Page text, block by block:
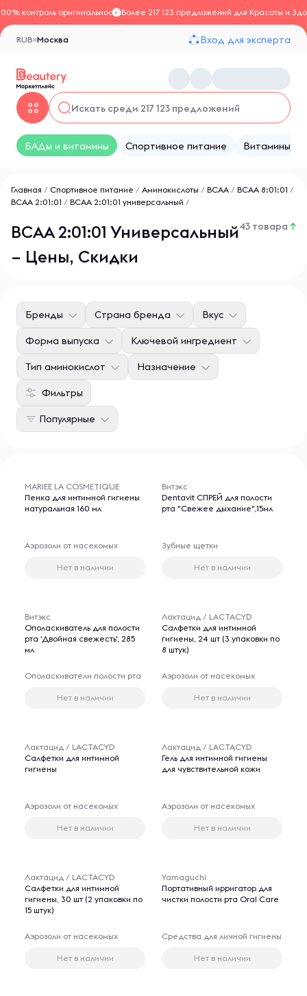
контроль оригинальностиБолее 217 123 предложений для Красоты и
Москва
RUB Вход для эксперта
БАДы и витамины Спортивное питание Витамины
Главная / Спортивное питание / Аминокислоты / BCAA / ВСАА 8:01:01 /
ВСАА 2:01:01 / ВСАА 2:01:01 универсальный /
ВСАА 2:01:01 Универсальный
– Цены, Скидки
43 товара ↑
Фильтры
Бренды Страна бренда Вкус
Форма выпуска Ключевой ингредиент
Тип аминокислот Назначение
Популярные
MARIEE LA COSMETIQUE
Пенка для интимной гигиены
натуральная 160 мл
Аэрозоли от насекомых
Нет в наличии
Витэкс
Dentavit СПРЕЙ для полости
рта "Свежее дыхание",15мл
Зубные щетки
Нет в наличии
Витэкс
Ополаскиватель для полости
рта 'Двойная свежесть', 285
мл
Ополаскиватели полости рта
Нет в наличии
Лактацид / LACTACYD
Салфетки для интимной
гигиены, 24 шт (3 упаковки по
8 штук)
Аэрозоли от насекомых
Нет в наличии
Лактацид / LACTACYD
Салфетки для интимной
гигиены
Аэрозоли от насекомых
Нет в наличии
Лактацид / LACTACYD
Гель для интимной гигиены
для чувствительной кожи
Аэрозоли от насекомых
Нет в наличии
Лактацид / LACTACYD
Салфетки для интимной
гигиены, 30 шт (2 упаковки по
15 штук)
Аэрозоли от насекомых
Нет в наличии
Yamaguchi
Портативный ирригатор для
чистки полости рта Oral Care
Средства для личной гигиены
Нет в наличии